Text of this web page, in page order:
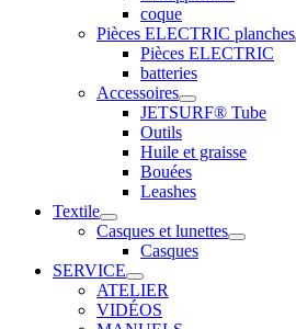
coque
Pièces ELECTRIC planches
Pièces ELECTRIC
batteries
Accessoires
JETSURF® Tube
Outils
Huile et graisse
Bouées
Leashes
Textile
Casques et lunettes
Casques
SERVICE
ATELIER
VIDÉOS